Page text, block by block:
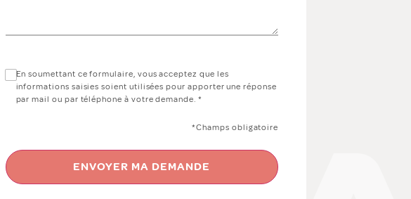
En soumettant ce formulaire, vous acceptez que les
informations saisies soient utilisées pour apporter une réponse
par mail ou par téléphone à votre demande. *
*Champs obligatoire
ENVOYER MA DEMANDE